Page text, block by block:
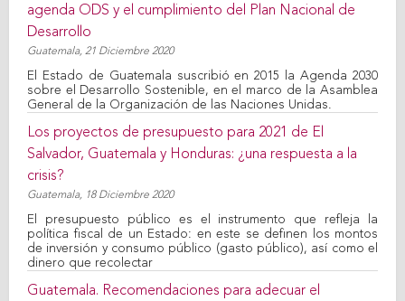
agenda ODS y el cumplimiento del Plan Nacional de
Desarrollo
Guatemala, 21 Diciembre 2020
El Estado de Guatemala suscribió en 2015 la Agenda 2030
sobre el Desarrollo Sostenible, en el marco de la Asamblea
General de la Organización de las Naciones Unidas.
Los proyectos de presupuesto para 2021 de El
Salvador, Guatemala y Honduras: ¿una respuesta a la
crisis?
Guatemala, 18 Diciembre 2020
El presupuesto público es el instrumento que refleja la
política fiscal de un Estado: en este se definen los montos
de inversión y consumo público (gasto público), así como el
dinero que recolectar
Guatemala. Recomendaciones para adecuar el